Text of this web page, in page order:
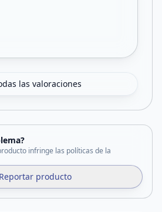
las valoraciones
infringe las políticas de la
Reportar producto